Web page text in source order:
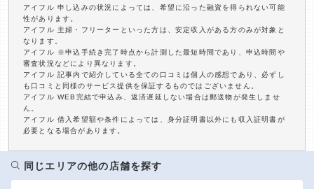
アイフル 申し込みの状況によっては、希望に沿った融資を得られない可能
性があります。
アイフル 主婦・フリーターといった方は、安定収入がある方のみが対象と
なります。
アイフル ※申込手続き完了時点から計測した最短時間であり、申込時間や
審査状況などにより異なります。
アイフル 記事内で紹介している全ての口コミは個人の感想であり、必ずし
も口コミと同様のサービス提供を保証するものではございません。
アイフル WEB完結で申込み、返済遅延しない場合は郵送物が発生しませ
ん。
アイフル 借入希望額や条件によっては、身分証明書以外にも収入証明書が
必要となる場合があります。
同じエリアの他の店舗を探す